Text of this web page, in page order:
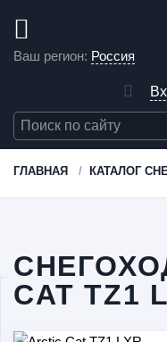
Ваш регион: Россия
ГЛАВНАЯ КАТАЛОГ
CAT TZ1